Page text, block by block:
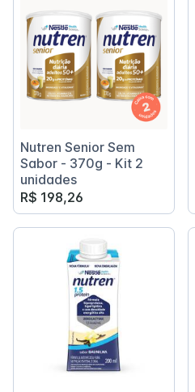
Nutren Senior Sem
Sabor - 370g - Kit 2
unidades
R$ 198,26